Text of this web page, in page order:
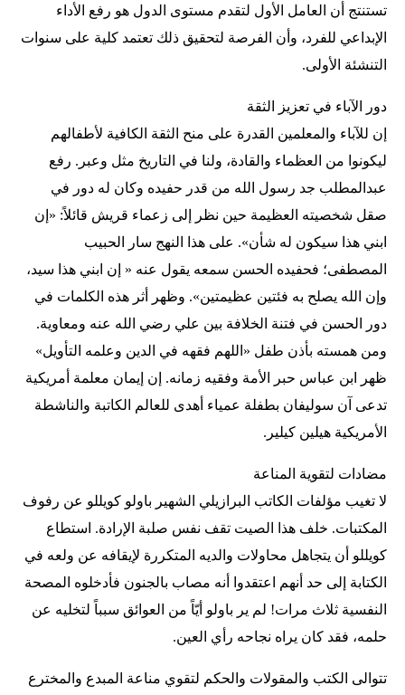
تستنتج أن العامل الأول لتقدم مستوى الدول هو رفع الأداء
الإبداعي للفرد، وأن الفرصة لتحقيق ذلك تعتمد كلية على سنوات
التنشئة الأولى.
دور الآباء في تعزيز الثقة
إن للآباء والمعلمين القدرة على منح الثقة الكافية لأطفالهم
ليكونوا من العظماء والقادة، ولنا في التاريخ مثل وعبر. رفع
عبدالمطلب جد رسول الله من قدر حفيده وكان له دور في
صقل شخصيته العظيمة حين نظر إلى زعماء قريش قائلاً: «إن
ابني هذا سيكون له شأن». على هذا النهج سار الحبيب
المصطفى؛ فحفيده الحسن سمعه يقول عنه « إن ابني هذا سيد،
وإن الله يصلح به فئتين عظيمتين». وظهر أثر هذه الكلمات في
دور الحسن في فتنة الخلافة بين علي رضي الله عنه ومعاوية.
ومن همسته بأذن طفل «اللهم فقهه في الدين وعلمه التأويل»
ظهر ابن عباس حبر الأمة وفقيه زمانه. إن إيمان معلمة أمريكية
تدعى آن سوليفان بطفلة عمياء أهدى للعالم الكاتبة والناشطة
الأمريكية هيلين كيلير.
مضادات لتقوية المناعة
لا تغيب مؤلفات الكاتب البرازيلي الشهير باولو كويللو عن رفوف
المكتبات. خلف هذا الصيت تقف نفس صلبة الإرادة. استطاع
كويللو أن يتجاهل محاولات والديه المتكررة لإيقافه عن ولعه في
الكتابة إلى حد أنهم اعتقدوا أنه مصاب بالجنون فأدخلوه المصحة
النفسية ثلاث مرات! لم ير باولو أيّاً من العوائق سبباً لتخليه عن
حلمه، فقد كان يراه نجاحه رأي العين.
تتوالى الكتب والمقولات والحكم لتقوي مناعة المبدع والمخترع